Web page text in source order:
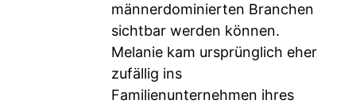
männerdominierten Branchen
sichtbar werden können.
Melanie kam ursprünglich eher
zufällig ins
Familienunternehmen ihres